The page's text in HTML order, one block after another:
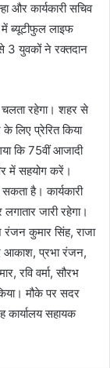
और कार्यकारी सचिव
में ब्यूटीफुल लाइफ
युवकों ने रक्तदान
रहेगा। शहर से
प्रेरित किया
कि 75वीं आजादी
में सहयोग करें।
है। कार्यकारी
जारी रहेगा।
कुमार सिंह, राजा
आकाश, प्रभा रंजन,
रवि वर्मा, सौरभ
मौके पर सदर
कार्यालय सहायक